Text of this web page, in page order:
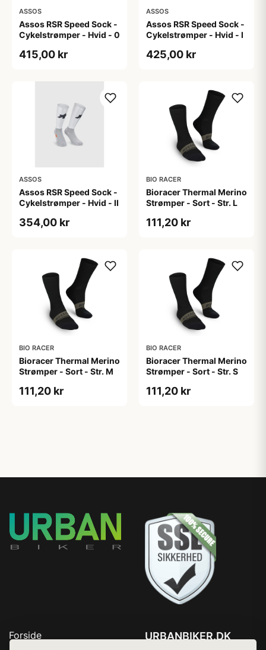
ASSOS
Assos RSR Speed Sock -
Cykelstrømper - Hvid - 0
415,00 kr
ASSOS
Assos RSR Speed Sock -
Cykelstrømper - Hvid - I
425,00 kr
ASSOS
Assos RSR Speed Sock -
Cykelstrømper - Hvid - II
354,00 kr
BIO RACER
Bioracer Thermal Merino
Strømper - Sort - Str. L
111,20 kr
BIO RACER
Bioracer Thermal Merino
Strømper - Sort - Str. M
111,20 kr
BIO RACER
Bioracer Thermal Merino
Strømper - Sort - Str. S
111,20 kr
Forside
URBANBIKER.DK